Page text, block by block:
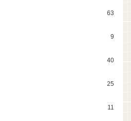
63
9
40
25
11